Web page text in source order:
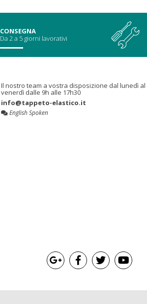
CONSEGNA
Da 2 a 5 giorni lavorativi
Il nostro team a vostra disposizione dal lunedì al
venerdì dalle 9h alle 17h30
info@tappeto-elastico.it
English Spoken